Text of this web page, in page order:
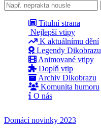
Titulní strana
Nejlepší vtipy
K aktuálnímu dění
Legendy Dikobrazu
Animované vtipy
Doplň vtip
Archiv Dikobrazu
Komunita humoru
O nás
Domácí novinky 2023